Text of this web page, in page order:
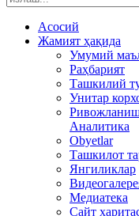
Асосий
Жамият ҳақида
Умумий
Раҳбарият
Ташкилий
Унитар
Ривожланиш
Аналитика
Obyetlar
Ташкилот
Янгиликлар
Медиатека
Сайт